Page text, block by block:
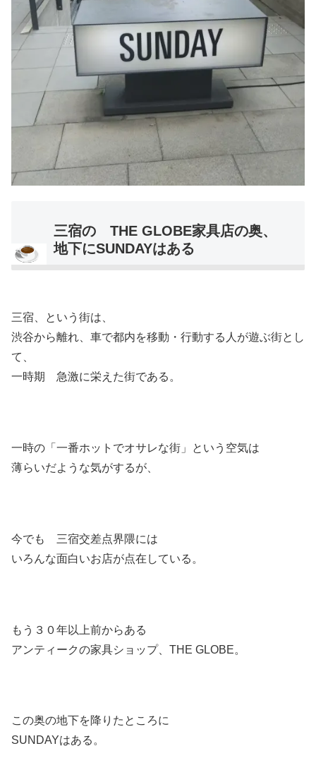
三宿の THE GLOBE家具店の奥、
地下にSUNDAYはある
三宿、という街は、
渋谷から離れ、車で都内を移動・行動する人が遊ぶ街とし
て、
一時期 急激に栄えた街である。
一時の「一番ホットでオサレな街」という空気は
薄らいだような気がするが、
今でも 三宿交差点界隈には
いろんな面白いお店が点在している。
もう３０年以上前からある
アンティークの家具ショップ、THE GLOBE。
この奥の地下を降りたところに
SUNDAYはある。